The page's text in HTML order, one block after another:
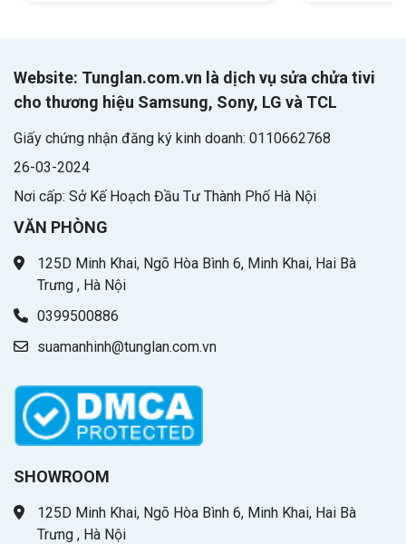
Website: Tunglan.com.vn là dịch vụ sửa chửa tivi
cho thương hiệu Samsung, Sony, LG và TCL
Giấy chứng nhận đăng ký kinh doanh: 0110662768
26-03-2024
Nơi cấp: Sở Kế Hoạch Đầu Tư Thành Phố Hà Nội
VĂN PHÒNG
125D Minh Khai, Ngõ Hòa Bình 6, Minh Khai, Hai Bà
Trưng , Hà Nội
0399500886
suamanhinh@tunglan.com.vn
SHOWROOM
125D Minh Khai, Ngõ Hòa Bình 6, Minh Khai, Hai Bà
Trưng , Hà Nội